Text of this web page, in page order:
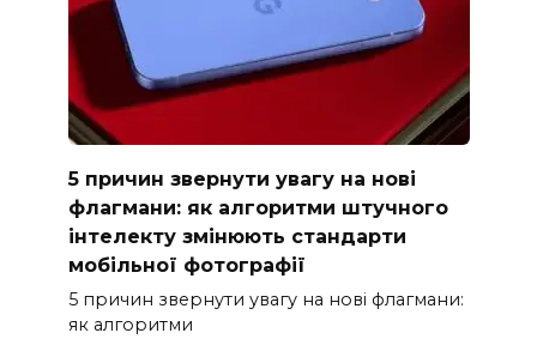
5 причин звернути увагу на нові
флагмани: як алгоритми штучного
інтелекту змінюють стандарти
мобільної фотографії
5 причин звернути увагу на нові флагмани:
як алгоритми